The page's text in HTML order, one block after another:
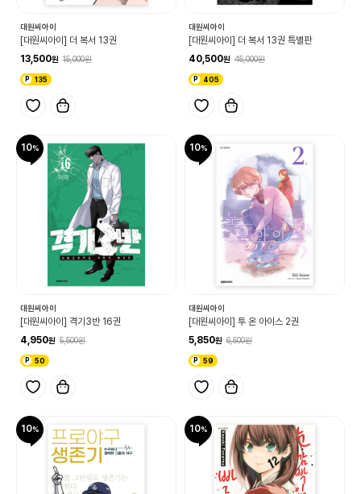
대원씨아이
[대원씨아이] 더 복서 13권
13,500
15,000
135
대원씨아이
[대원씨아이] 더 복서 13권 특별판
40,500
45,000
405
10
대원씨아이
[대원씨아이] 격기3반 16권
4,950
5,500
50
10
대원씨아이
[대원씨아이] 투 온 아이스 2권
5,850
6,500
59
10 10